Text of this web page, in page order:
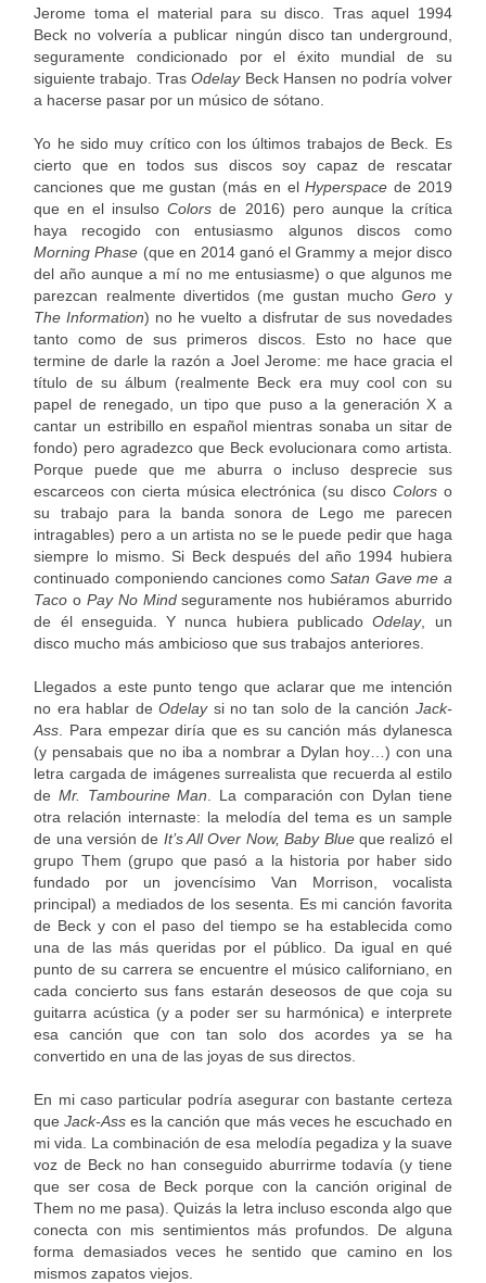
Jerome toma el material para su disco. Tras aquel 1994
Beck no volvería a publicar ningún disco tan underground,
seguramente condicionado por el éxito mundial de su
siguiente trabajo. TrasOdelayBeck Hansen no podría volver
a hacerse pasar por un músico de sótano.
Yo he sido muy crítico con los últimos trabajos de Beck. Es
cierto que en todos sus discos soy capaz de rescatar
canciones que me gustan (más en elHyperspace de 2019
que en el insulsoColors de 2016) pero aunque la crítica
haya recogido con entusiasmo algunos discos como
Morning Phase (que en 2014 ganó el Grammy a mejor disco
del año aunque a mí no me entusiasme) o que algunos me
parezcan realmente divertidos (me gustan muchoGero y
The Information) no he vuelto a disfrutar de sus novedades
tanto como de sus primeros discos. Esto no hace que
termine de darle la razón a Joel Jerome: me hace gracia el
título de su álbum (realmente Beck era muy cool con su
papel de renegado, un tipo que puso a la generación X a
cantar un estribillo en español mientras sonaba un sitar de
fondo) pero agradezco que Beck evolucionara como artista.
Porque puede que me aburra o incluso desprecie sus
escarceos con cierta música electrónica (su disco Colorso
su trabajo para la banda sonora de Lego me parecen
intragables) pero a un artista no se le puede pedir que haga
siempre lo mismo. Si Beck después del año 1994 hubiera
continuado componiendo canciones comoSatan Gave me a
Taco o Pay No Mindseguramente nos hubiéramos aburrido
de él enseguida. Y nunca hubiera publicadoOdelay, un
disco mucho más ambicioso que sus trabajos anteriores.
Llegados a este punto tengo que aclarar que me intención
no era hablar deOdelaysi no tan solo de la canción Jack-
Ass . Para empezar diría que es su canción más dylanesca
(y pensabais que no iba a nombrar a Dylan hoy…) con una
letra cargada de imágenes surrealista que recuerda al estilo
deMr. Tambourine Man . La comparación con Dylan tiene
otra relación internaste: la melodía del tema es un sample
de una versión de It’s All Over Now, Baby Blueque realizó el
grupo Them (grupo que pasó a la historia por haber sido
fundado por un jovencísimo Van Morrison, vocalista
principal) a mediados de los sesenta. Es mi canción favorita
de Beck y con el paso del tiempo se ha establecida como
una de las más queridas por el público. Da igual en qué
punto de su carrera se encuentre el músico californiano, en
cada concierto sus fans estarán deseosos de que coja su
guitarra acústica (y a poder ser su harmónica) e interprete
esa canción que con tan solo dos acordes ya se ha
convertido en una de las joyas de sus directos.
En mi caso particular podría asegurar con bastante certeza
queJack-Ass es la canción que más veces he escuchado en
mi vida. La combinación de esa melodía pegadiza y la suave
voz de Beck no han conseguido aburrirme todavía (y tiene
que ser cosa de Beck porque con la canción original de
Them no me pasa). Quizás la letra incluso esconda algo que
conecta con mis sentimientos más profundos. De alguna
forma demasiados veces he sentido que camino en los
mismos zapatos viejos.